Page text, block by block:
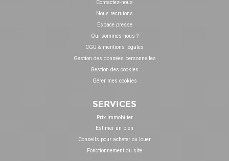
Contactez-nous
Nous recrutons
Espace presse
Qui sommes-nous ?
CGU & mentions légales
Gestion des données personnelles
Gestion des cookies
Gérer mes cookies
SERVICES
Prix immobilier
Estimer un bien
Conseils pour acheter ou louer
Fonctionnement du site